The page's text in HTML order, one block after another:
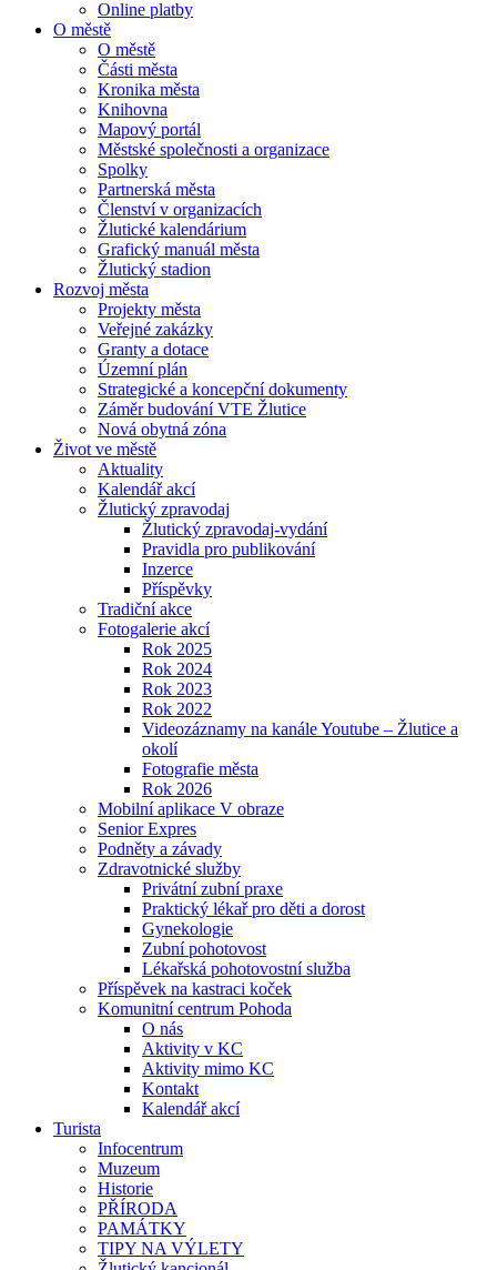
Online platby
O městě
O městě
Části města
Kronika města
Knihovna
Mapový portál
Městské společnosti a organizace
Spolky
Partnerská města
Členství v organizacích
Žlutické kalendárium
Grafický manuál města
Žlutický stadion
Rozvoj města
Projekty města
Veřejné zakázky
Granty a dotace
Územní plán
Strategické a koncepční dokumenty
Záměr budování VTE Žlutice
Nová obytná zóna
Život ve městě
Aktuality
Kalendář akcí
Žlutický zpravodaj
Žlutický zpravodaj-vydání
Pravidla pro publikování
Inzerce
Příspěvky
Tradiční akce
Fotogalerie akcí
Rok 2025
Rok 2024
Rok 2023
Rok 2022
Videozáznamy na kanále Youtube – Žlutice a
okolí
Fotografie města
Rok 2026
Mobilní aplikace V obraze
Senior Expres
Podněty a závady
Zdravotnické služby
Privátní zubní praxe
Praktický lékař pro děti a dorost
Gynekologie
Zubní pohotovost
Lékařská pohotovostní služba
Příspěvek na kastraci koček
Komunitní centrum Pohoda
O nás
Aktivity v KC
Aktivity mimo KC
Kontakt
Kalendář akcí
Turista
Infocentrum
Muzeum
Historie
PŘÍRODA
PAMÁTKY
TIPY NA VÝLETY